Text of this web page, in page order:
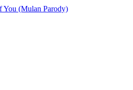
You (Mulan Parody)